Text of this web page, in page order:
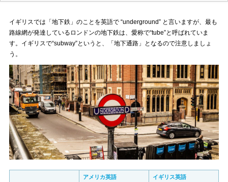
イギリスでは「地下鉄」のことを英語で “underground” と言いますが、最も
路線網が発達しているロンドンの地下鉄は、愛称で“tube”と呼ばれていま
す。イギリスで“subway”というと、「地下通路」となるので注意しましょ
う。
アメリカ英語 イギリス英語